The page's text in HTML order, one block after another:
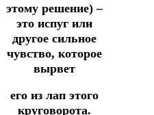
этому решение) –
это испуг или
другое сильное
чувство, которое
вырвет
его из лап этого
круговорота.